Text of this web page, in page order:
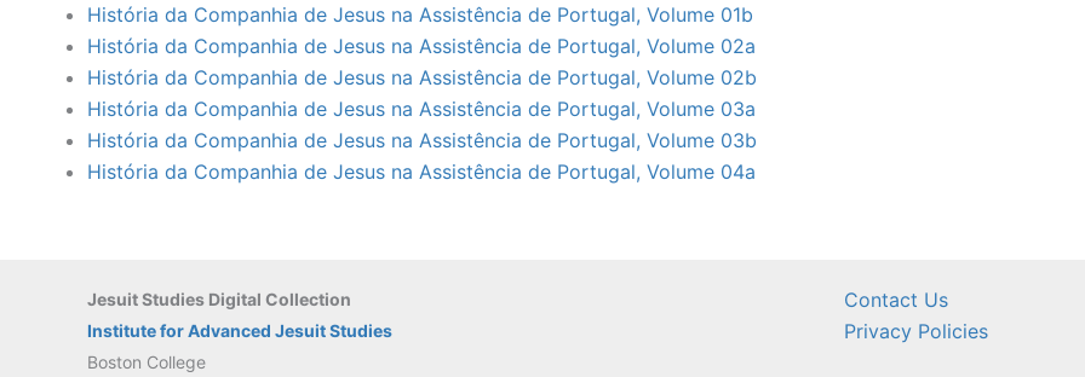
História da Companhia de Jesus na Assistência de Portugal, Volume 01b
História da Companhia de Jesus na Assistência de Portugal, Volume 02a
História da Companhia de Jesus na Assistência de Portugal, Volume 02b
História da Companhia de Jesus na Assistência de Portugal, Volume 03a
História da Companhia de Jesus na Assistência de Portugal, Volume 03b
História da Companhia de Jesus na Assistência de Portugal, Volume 04a
Jesuit Studies Digital Collection
Institute for Advanced Jesuit Studies
Boston College
Contact Us
Privacy Policies